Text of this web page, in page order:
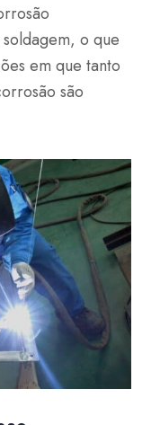
o que
em que tanto
são